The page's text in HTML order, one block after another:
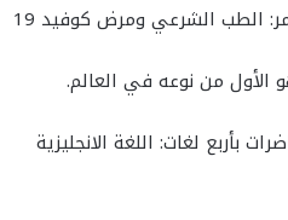
الطب الشرعي ومرض كوفيد 19
الأول من نوعه في العالم.
بأربع لغات: اللغة الانجليزية